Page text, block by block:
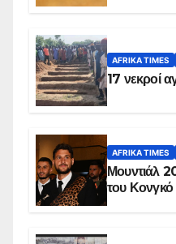
AFRIKA TIMES
17 νεκροί
AFRIKA TIMES
Μουντιάλ
του Κονγκό